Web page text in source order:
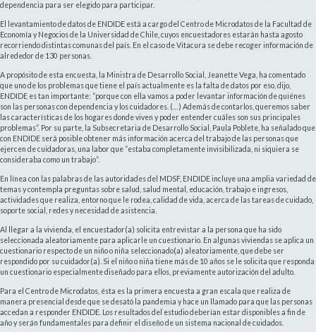
dependencia para ser elegido para participar.
El levantamiento de datos de ENDIDE está a cargo del Centro de Microdatos de la Facultad de
Economía y Negocios de la Universidad de Chile, cuyos encuestadores estarán hasta agosto
recorriendo distintas comunas del país. En el caso de Vitacura se debe recoger información de
alrededor de 130 personas.
A propósito de esta encuesta, la Ministra de Desarrollo Social, Jeanette Vega, ha comentado
que uno de los problemas que tiene el país actualmente es la falta de datos por eso, dijo,
ENDIDE es tan importante: “porque con ella vamos a poder levantar información de quiénes
son las personas con dependencia y los cuidadores. (…) Además de contarlos, queremos saber
las características de los hogares donde viven y poder entender cuáles son sus principales
problemas”. Por su parte, la Subsecretaria de Desarrollo Social, Paula Poblete, ha señalado que
con ENDIDE será posible obtener más información acerca del trabajo de las personas que
ejercen de cuidadoras, una labor que “estaba completamente invisibilizada, ni siquiera se
consideraba como un trabajo”.
En línea con las palabras de las autoridades del MDSF, ENDIDE incluye una amplia variedad de
temas y contempla preguntas sobre salud, salud mental, educación, trabajo e ingresos,
actividades que realiza, entorno que le rodea, calidad de vida, acerca de las tareas de cuidado,
soporte social, redes y necesidad de asistencia.
Al llegar a la vivienda, el encuestador(a) solicita entrevistar a la persona que ha sido
seleccionada aleatoriamente para aplicarle un cuestionario. En algunas viviendas se aplica un
cuestionario respecto de un niño o niña seleccionado(a) aleatoriamente, que debe ser
respondido por su cuidador(a). Si el niño o niña tiene más de 10 años se le solicita que responda
un cuestionario especialmente diseñado para ellos, previamente autorización del adulto.
Para el Centro de Microdatos, ésta es la primera encuesta a gran escala que realiza de
manera presencial desde que se desató la pandemia y hace un llamado para que las personas
accedan a responder ENDIDE. Los resultados del estudio deberían estar disponibles a fin de
año y serán fundamentales para definir el diseño de un sistema nacional de cuidados.